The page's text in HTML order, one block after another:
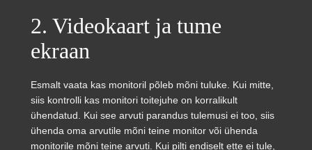
2. Videokaart ja tume
ekraan
Esmalt vaata kas monitoril põleb mõni tuluke. Kui mitte,
siis kontrolli kas monitori toitejuhe on korralikult
ühendatud. Kui see arvuti parandus tulemusi ei too, siis
ühenda oma arvutile mõni teine monitor või ühenda
monitorile mõni teine arvuti. Kui pilti endiselt ette ei tule,